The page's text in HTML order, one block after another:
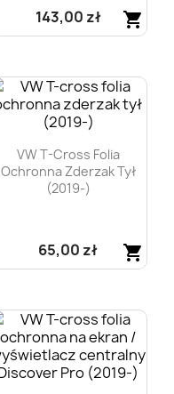
shopping_cart
143,00 zł
VW T-Cross Folia
Ochronna Zderzak Tył
(2019-)
shopping_cart
65,00 zł